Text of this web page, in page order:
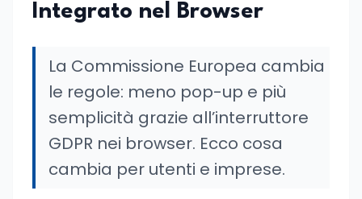
Integrato nel Browser
La Commissione Europea cambia
le regole: meno pop-up e più
semplicità grazie all’interruttore
GDPR nei browser. Ecco cosa
cambia per utenti e imprese.